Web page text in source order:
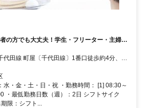
の方でも大丈夫！学生・フリーター・主婦、
代田線 町屋〔千代田線〕1番口徒歩約4分、都
口2徒歩約4分、京成本線 町屋〔京成線〕徒歩
水・金・土・日・祝 ・勤務時間： [1] 08:30～
・最低勤務日数（週）：2日 シフトサイク
限：シフト...